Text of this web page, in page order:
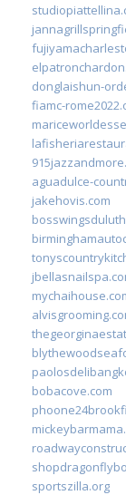
donglaishun-
fiamc-
aguadulce-
jakehovis.com
bobacove.com
sportszilla.org